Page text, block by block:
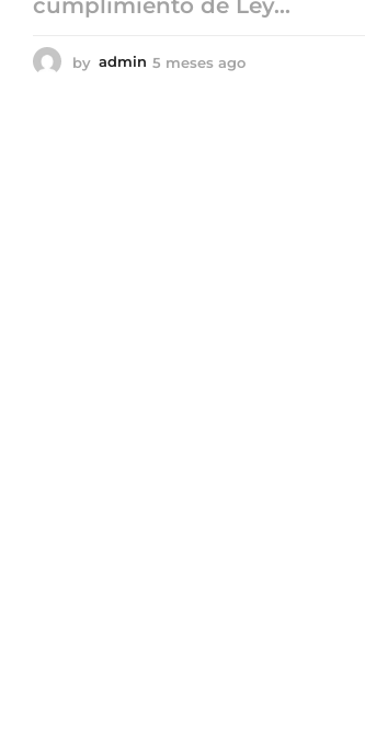
cumplimiento de Ley...
by admin 5 meses ago